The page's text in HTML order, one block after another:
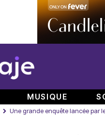
MUSIQUE
Une grande enquête lancée par